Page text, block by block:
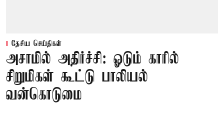
தேசிய செய்திகள்
அசாமில் அதிர்ச்சி: ஓடும் காரில்
சிறுமிகள் கூட்டு பாலியல்
வன்கொடுமை